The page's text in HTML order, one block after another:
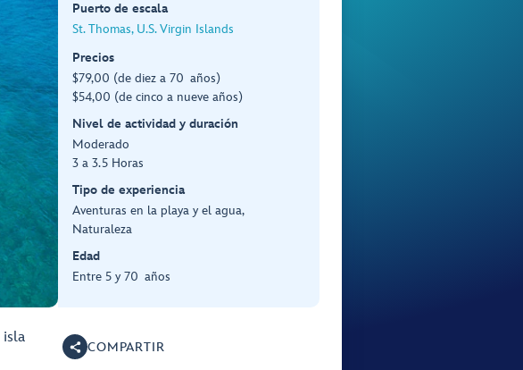
Puerto de escala
St. Thomas, U.S. Virgin Islands
Precios
$79,00 (de diez a 70 años)
$54,00 (de cinco a nueve años)
Nivel de actividad y duración
Moderado
3 a 3.5 Horas
Tipo de experiencia
Aventuras en la playa y el agua,
Naturaleza
Edad
Entre 5 y 70 años
COMPARTIR